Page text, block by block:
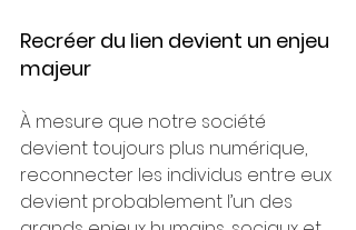
Recréer du lien devient un enjeu
majeur
À mesure que notre société
devient toujours plus numérique,
reconnecter les individus entre eux
devient probablement l’un des